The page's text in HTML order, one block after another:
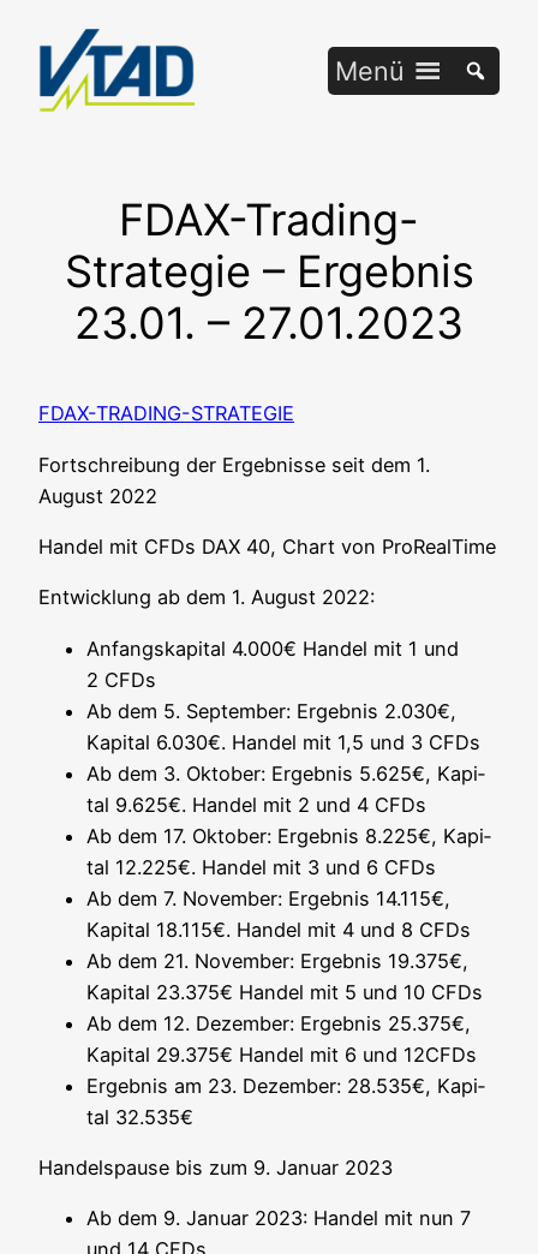
springen
Menü
FDAX-Trading-
Strategie – Ergebnis
23.01. – 27.01.2023
FDAX-TRADING-STRATEGIE
Fort­schrei­bung der Ergeb­nis­se seit dem 1.
August 2022
Han­del mit CFDs DAX 40, Chart von ProRealTime
Ent­wick­lung ab dem 1. August 2022:
Anfangs­ka­pi­tal 4.000€ Han­del mit 1 und
2 CFDs
Ab dem 5. Sep­tem­ber: Ergeb­nis 2.030€,
Kapi­tal 6.030€. Han­del mit 1,5 und 3 CFDs
Ab dem 3. Okto­ber: Ergeb­nis 5.625€, Kapi­
tal 9.625€. Han­del mit 2 und 4 CFDs
Ab dem 17. Okto­ber: Ergeb­nis 8.225€, Kapi­
tal 12.225€. Han­del mit 3 und 6 CFDs
Ab dem 7. Novem­ber: Ergeb­nis 14.115€,
Kapi­tal 18.115€. Han­del mit 4 und 8 CFDs
Ab dem 21. Novem­ber: Ergeb­nis 19.375€,
Kapi­tal 23.375€ Han­del mit 5 und 10 CFDs
Ab dem 12. Dezem­ber: Ergeb­nis 25.375€,
Kapi­tal 29.375€ Han­del mit 6 und 12CFDs
Ergeb­nis am 23. Dezem­ber: 28.535€, Kapi­
tal 32.535€
Han­dels­pau­se bis zum 9. Janu­ar 2023
Ab dem 9. Janu­ar 2023: Han­del mit nun 7